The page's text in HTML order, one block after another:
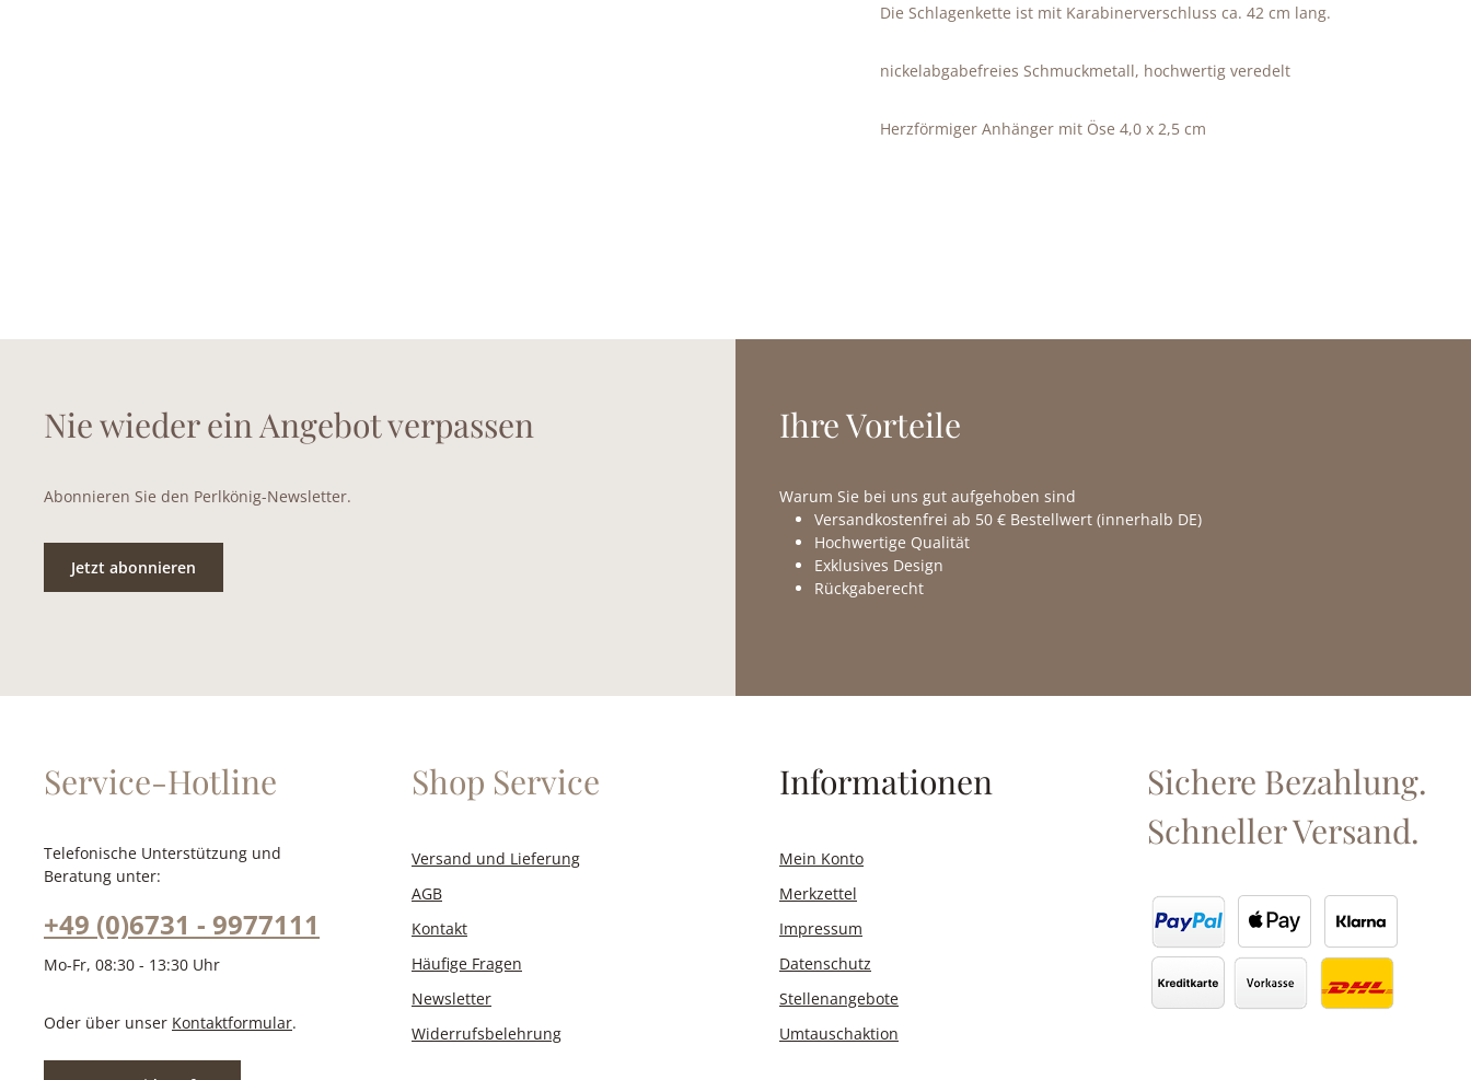
Die Schlagenkette ist mit Karabinerverschluss ca. 42 cm lang.
nickelabgabefreies Schmuckmetall, hochwertig veredelt
Herzförmiger Anhänger mit Öse 4,0 x 2,5 cm
Nie wieder ein Angebot verpassen
Abonnieren Sie den Perlkönig-Newsletter.
Jetzt abonnieren
Ihre Vorteile
Warum Sie bei uns gut aufgehoben sind
Versandkostenfrei ab 50 € Bestellwert (innerhalb DE)
Hochwertige Qualität
Exklusives Design
Rückgaberecht
Service-Hotline
Telefonische Unterstützung und
Beratung unter:
+49 (0)6731 - 9977111
Mo-Fr, 08:30 - 13:30 Uhr
Oder über unser Kontaktformular.
Shop Service
Versand und Lieferung
AGB
Kontakt
Häufige Fragen
Newsletter
Widerrufsbelehrung
Informationen
Mein Konto
Merkzettel
Impressum
Datenschutz
Stellenangebote
Umtauschaktion
Sichere Bezahlung.
Schneller Versand.